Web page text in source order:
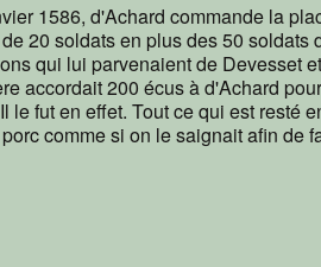
1586, d'Achard commande la
20 soldats en plus des 50
qui lui parvenaient de Devesset
accordait 200 écus à d'Achard
le fut en effet. Tout ce qui est resté
comme si on le saignait afin de